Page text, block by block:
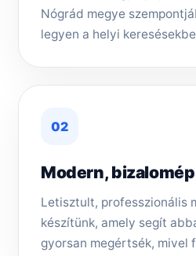
Nógrád megye
legyen a helyi
02
Modern,
Letisztult, professzionális
készítünk, amely segít
gyorsan megértsék, mivel